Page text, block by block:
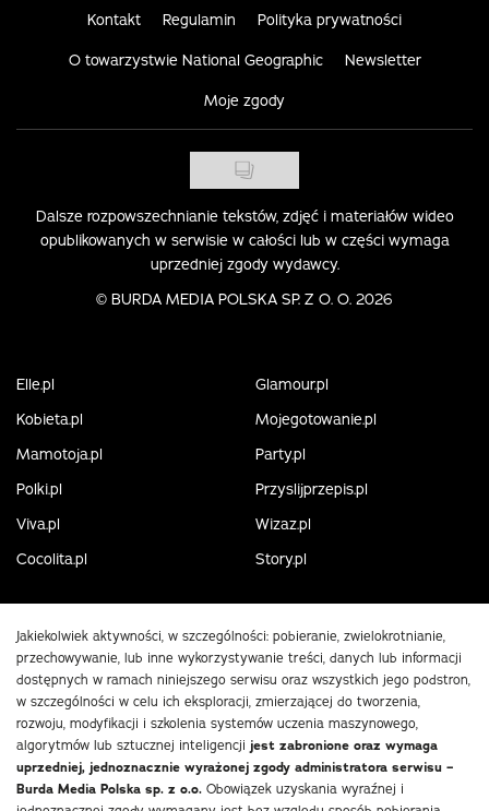
Kontakt Regulamin Polityka prywatności
O towarzystwie National Geographic Newsletter
Moje zgody
Dalsze rozpowszechnianie tekstów, zdjęć i materiałów wideo
opublikowanych w serwisie w całości lub w części wymaga
uprzedniej zgody wydawcy.
© BURDA MEDIA POLSKA SP. Z O. O. 2026
Elle.pl
Glamour.pl
Kobieta.pl
Mojegotowanie.pl
Mamotoja.pl
Party.pl
Polki.pl
Przyslijprzepis.pl
Viva.pl
Wizaz.pl
Cocolita.pl
Story.pl
Jakiekolwiek aktywności, w szczególności: pobieranie, zwielokrotnianie,
przechowywanie, lub inne wykorzystywanie treści, danych lub informacji
dostępnych w ramach niniejszego serwisu oraz wszystkich jego podstron,
w szczególności w celu ich eksploracji, zmierzającej do tworzenia,
rozwoju, modyfikacji i szkolenia systemów uczenia maszynowego,
algorytmów lub sztucznej inteligencji jest zabronione oraz wymaga
uprzedniej, jednoznacznie wyrażonej zgody administratora serwisu –
Burda Media Polska sp. z o.o. Obowiązek uzyskania wyraźnej i